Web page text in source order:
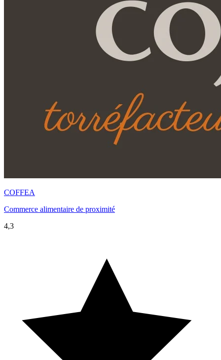
COFFEA
Commerce alimentaire de proximité
4,3